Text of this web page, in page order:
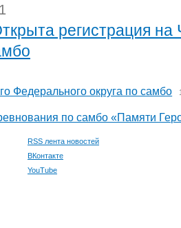
регистрация
Федерального округа по самбо
по самбо «Памяти
RSS лента новостей
ВКонтакте
YouTube